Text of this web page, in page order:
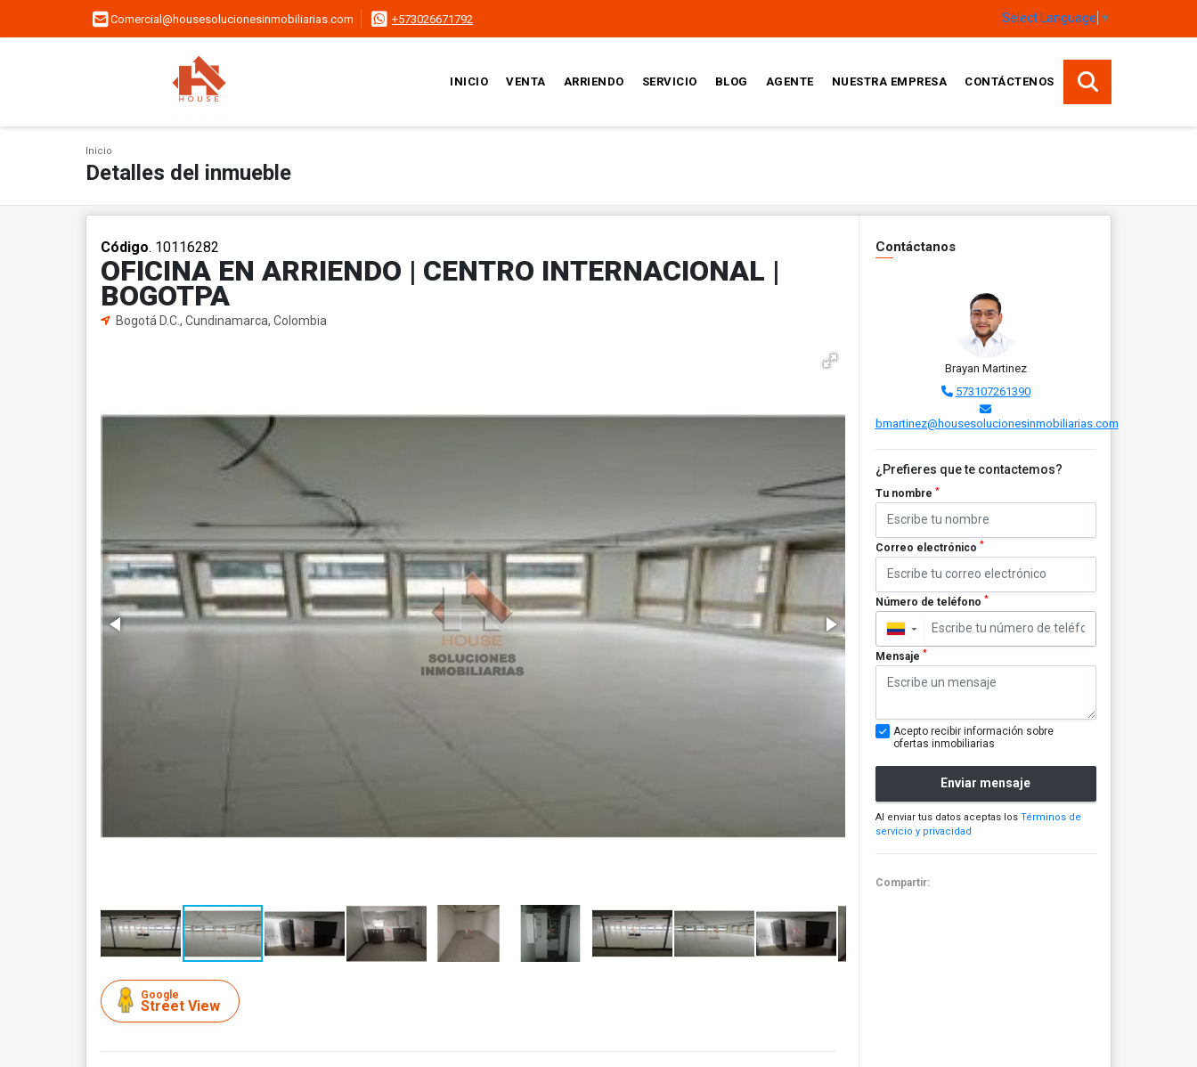
Comercial@housesolucionesinmobiliarias.com +573026671792 Select Language ▼
INICIO VENTA ARRIENDO SERVICIO BLOG AGENTE NUESTRA EMPRESA CONTÁCTENOS
Inicio
Detalles del inmueble
Código. 10116282
OFICINA EN ARRIENDO | CENTRO INTERNACIONAL |
BOGOTPA
Bogotá D.C., Cundinamarca, Colombia
Google
Street View
Contáctanos
Brayan Martinez
573107261390
bmartinez@housesolucionesinmobiliarias.com
¿Prefieres que te contactemos?
Tu nombre *
Correo electrónico *
Número de teléfono *
▼
Mensaje *
Acepto recibir información sobre
ofertas inmobiliarias
Enviar mensaje
Al enviar tus datos aceptas los Términos de
servicio y privacidad
Compartir: